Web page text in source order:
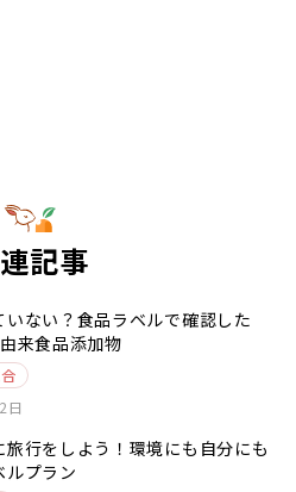
記事
いない？食品ラベルで確認した
来食品添加物
日
旅行をしよう！環境にも自分にも
ルプラン